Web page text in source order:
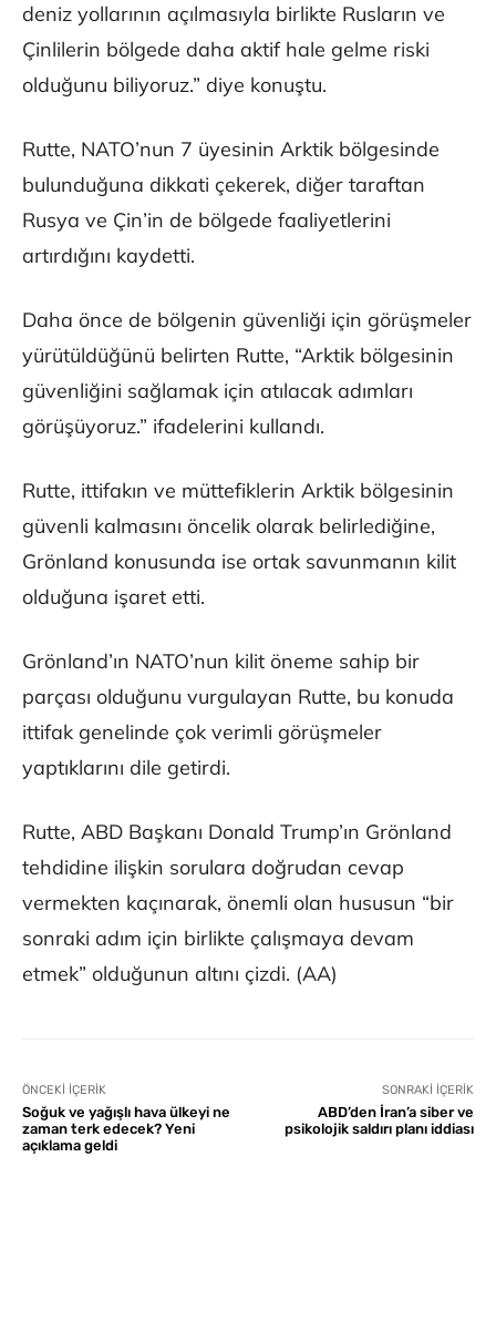
deniz yollarının açılmasıyla birlikte Rusların ve
Çinlilerin bölgede daha aktif hale gelme riski
olduğunu biliyoruz.” diye konuştu.
Rutte, NATO’nun 7 üyesinin Arktik bölgesinde
bulunduğuna dikkati çekerek, diğer taraftan
Rusya ve Çin’in de bölgede faaliyetlerini
artırdığını kaydetti.
Daha önce de bölgenin güvenliği için görüşmeler
yürütüldüğünü belirten Rutte, “Arktik bölgesinin
güvenliğini sağlamak için atılacak adımları
görüşüyoruz.” ifadelerini kullandı.
Rutte, ittifakın ve müttefiklerin Arktik bölgesinin
güvenli kalmasını öncelik olarak belirlediğine,
Grönland konusunda ise ortak savunmanın kilit
olduğuna işaret etti.
Grönland’ın NATO’nun kilit öneme sahip bir
parçası olduğunu vurgulayan Rutte, bu konuda
ittifak genelinde çok verimli görüşmeler
yaptıklarını dile getirdi.
Rutte, ABD Başkanı Donald Trump’ın Grönland
tehdidine ilişkin sorulara doğrudan cevap
vermekten kaçınarak, önemli olan hususun “bir
sonraki adım için birlikte çalışmaya devam
etmek” olduğunun altını çizdi. (AA)
ÖNCEKI İÇERIK
Soğuk ve yağışlı hava ülkeyi ne
zaman terk edecek? Yeni
açıklama geldi
SONRAKI İÇERIK
ABD’den İran’a siber ve
psikolojik saldırı planı iddiası